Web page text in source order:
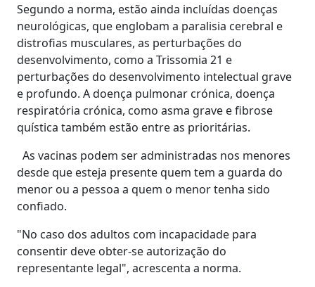
Segundo a norma, estão ainda incluídas doenças
neurológicas, que englobam a paralisia cerebral e
distrofias musculares, as perturbações do
desenvolvimento, como a Trissomia 21 e
perturbações do desenvolvimento intelectual grave
e profundo. A doença pulmonar crónica, doença
respiratória crónica, como asma grave e fibrose
quística também estão entre as prioritárias.
As vacinas podem ser administradas nos menores
desde que esteja presente quem tem a guarda do
menor ou a pessoa a quem o menor tenha sido
confiado.
"No caso dos adultos com incapacidade para
consentir deve obter-se autorização do
representante legal", acrescenta a norma.